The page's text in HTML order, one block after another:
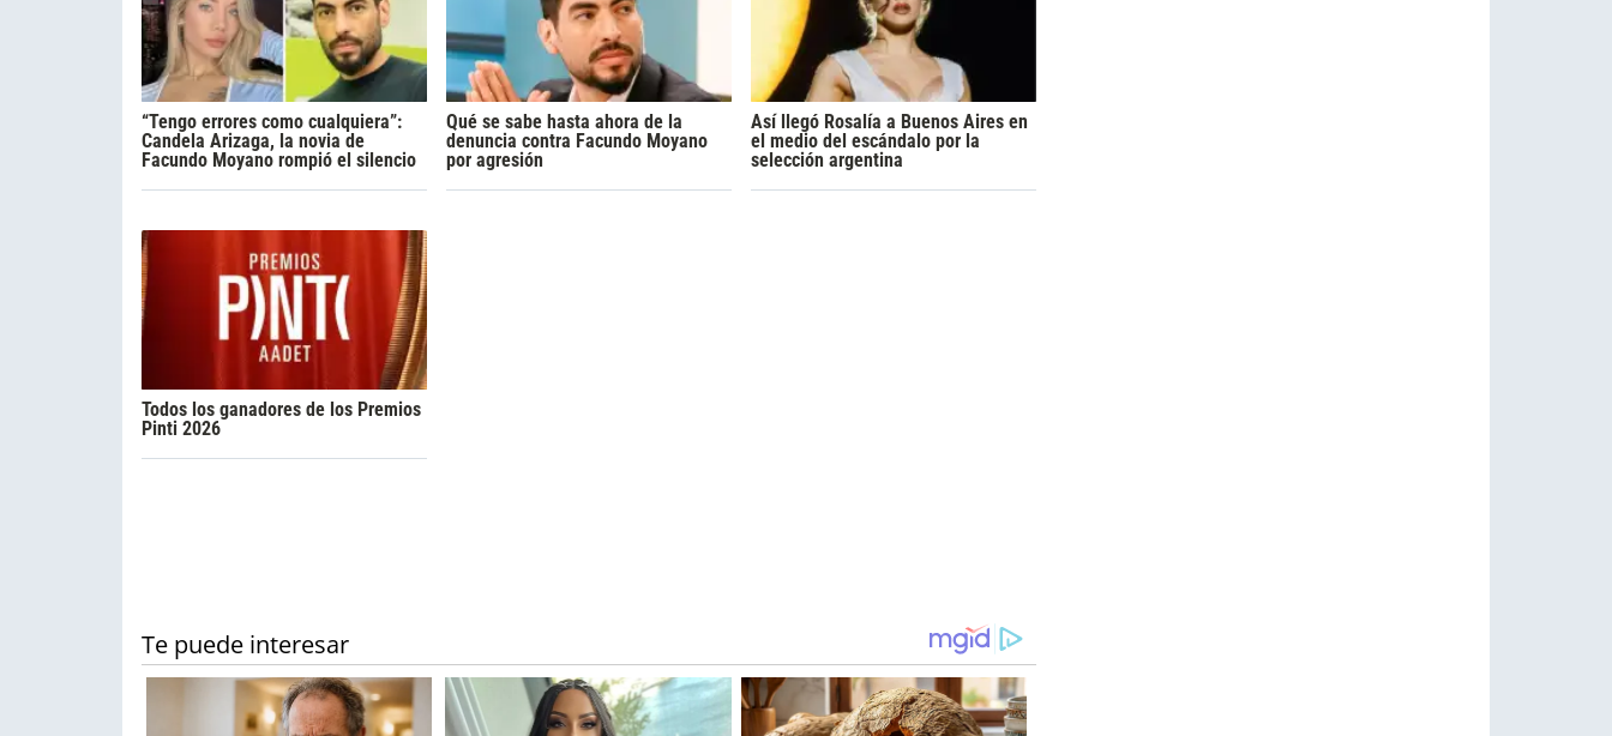
“Tengo errores como cualquiera”:
Candela Arizaga, la novia de
Facundo Moyano rompió el silencio
Qué se sabe hasta ahora de la
denuncia contra Facundo Moyano
por agresión
Así llegó Rosalía a Buenos Aires en
el medio del escándalo por la
selección argentina
Todos los ganadores de los Premios
Pinti 2026